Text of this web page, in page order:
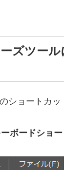
ズツー
ショートカッ
ボードショー